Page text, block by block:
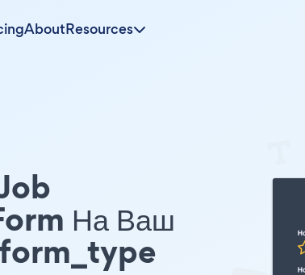
AboutResources
На Ваш